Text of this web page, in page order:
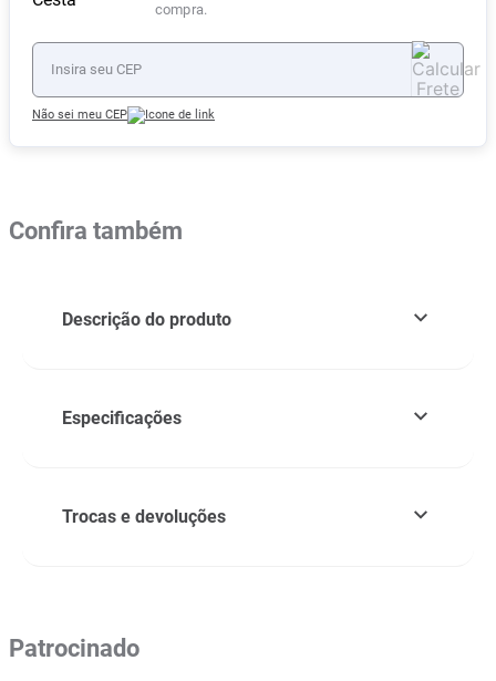
compra.
Não sei meu CEP
Confira também
Descrição do produto
Especificações
Trocas e devoluções
Patrocinado